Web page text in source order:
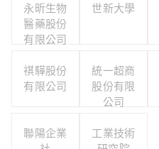
永昕生物
醫藥股份
有限公司
世新大學
祺驊股份
有限公司
統一超商
股份有限
公司
聯陽企業
工業技術